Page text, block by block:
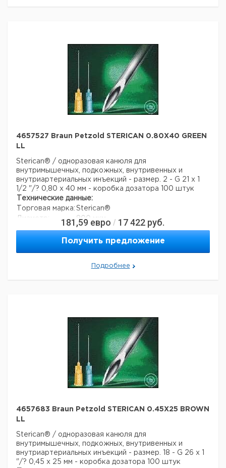
4657527 Braun Petzold STERICAN 0.80X40 GREEN
LL
Sterican® / одноразовая канюля для
внутримышечных, подкожных, внутривенных и
внутриартериальных инъекций - размер. 2 - G 21 x 1
1/2 "/? 0,80 x 40 мм - коробка дозатора 100 штук
Технические данные:
Торговая марка: Sterican®
Диаметр:
800 мкм
40 мм
1,5 г
Страна происхождения:Малайзия
181,59 евро / 17 422 руб.
Получить предложение
Подробнее
4657683 Braun Petzold STERICAN 0.45X25 BROWN
LL
Sterican® / одноразовая канюля для
внутримышечных, подкожных, внутривенных и
внутриартериальных инъекций - размер. 18 - G 26 x 1
"/? 0,45 x 25 мм - коробка дозатора 100 штук